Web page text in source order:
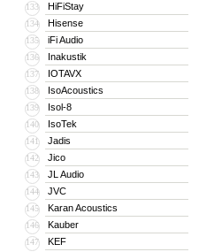
133 HiFiStay
134 Hisense
135 iFi Audio
136 Inakustik
137 IOTAVX
138 IsoAcoustics
139 Isol-8
140 IsoTek
141 Jadis
142 Jico
143 JL Audio
144 JVC
145 Karan Acoustics
146 Kauber
147 KEF